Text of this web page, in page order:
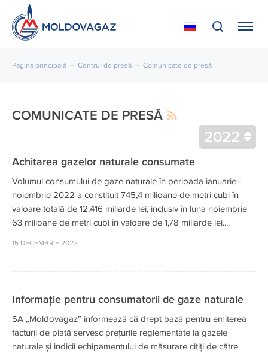
Pagina principală – Centrul de presă – Comunicate de presă
COMUNICATE DE PRESĂ
2022
Achitarea gazelor naturale consumate
Volumul consumului de gaze naturale în perioada ianuarie–
noiembrie 2022 a constituit 745,4 milioane de metri cubi în
valoare totală de 12,416 miliarde lei, inclusiv în luna noiembrie
63 milioane de metri cubi în valoare de 1,78 miliarde lei....
15 DECEMBRIE 2022
Informație pentru consumatorii de gaze naturale
SA „Moldovagaz” informează că drept bază pentru emiterea
facturii de plată servesc prețurile reglementate la gazele
naturale și indicii echipamentului de măsurare citiți de către